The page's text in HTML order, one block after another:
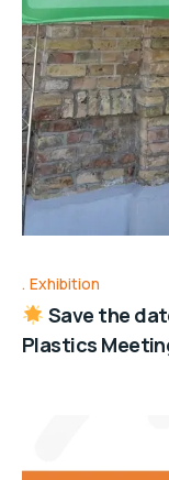
Exhibition
Save the
Plastics